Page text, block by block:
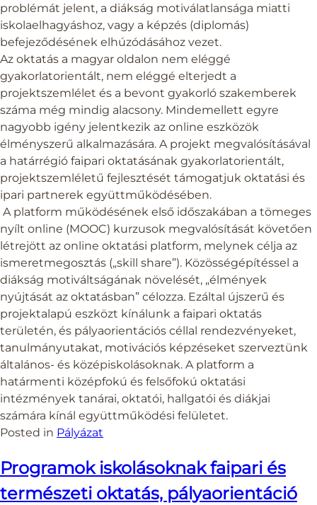
problémát jelent, a diákság motiválatlansága miatti
iskolaelhagyáshoz, vagy a képzés (diplomás)
befejeződésének elhúzódásához vezet.
Az oktatás a magyar oldalon nem eléggé
gyakorlatorientált, nem eléggé elterjedt a
projektszemlélet és a bevont gyakorló szakemberek
száma még mindig alacsony. Mindemellett egyre
nagyobb igény jelentkezik az online eszközök
élményszerű alkalmazására. A projekt megvalósításával
a határrégió faipari oktatásának gyakorlatorientált,
projektszemléletű fejlesztését támogatjuk oktatási és
ipari partnerek együttműködésében.
A platform működésének első időszakában a tömeges
nyílt online (MOOC) kurzusok megvalósítását követően
létrejött az online oktatási platform, melynek célja az
ismeretmegosztás („skill share”). Közösségépítéssel a
diákság motiváltságának növelését, „élmények
nyújtását az oktatásban” célozza. Ezáltal újszerű és
projektalapú eszközt kínálunk a faipari oktatás
területén, és pályaorientációs céllal rendezvényeket,
tanulmányutakat, motivációs képzéseket szerveztünk
általános- és középiskolásoknak. A platform a
határmenti középfokú és felsőfokú oktatási
intézmények tanárai, oktatói, hallgatói és diákjai
számára kínál együttműködési felületet.
Posted in Pályázat
Programok iskolásoknak faipari és
természeti oktatás, pályaorientáció